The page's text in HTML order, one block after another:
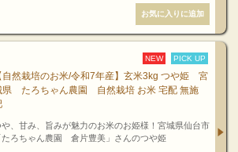
NEW PICK UP
自然栽培のお米/令和7年産】玄米3kg つや姫 宮
県 たろちゃん農園 自然栽培 お米 宅配 無施
や、甘み、旨みが魅力のお米のお姫様！宮城県仙台市
たろちゃん農園 倉片豊美」さんのつや姫